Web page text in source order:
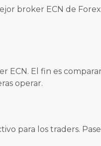
broker ECN de
ECN. El fin es
operar.
para los traders.